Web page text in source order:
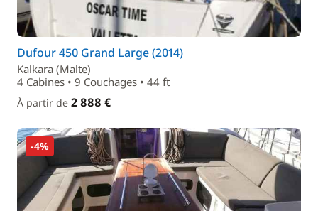
Dufour 450 Grand Large (2014)
Kalkara (Malte)
4 Cabines • 9 Couchages • 44 ft
À partir de 2 888 €
-4%